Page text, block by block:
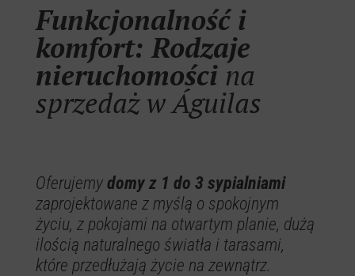
Funkcjonalność i
komfort: Rodzaje
nieruchomościna
sprzedaż w Águilas
Oferujemydomy z 1 do 3 sypialniami
zaprojektowane z myślą o spokojnym
życiu, z pokojami na otwartym planie, dużą
ilością naturalnego światła i tarasami,
które przedłużają życie na zewnątrz.